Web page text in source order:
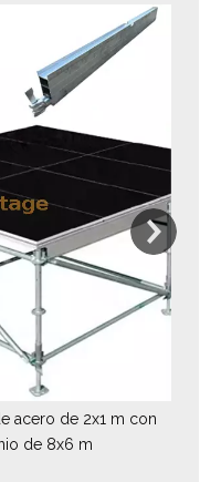
acero de 2x1 m con
de 8x6 m